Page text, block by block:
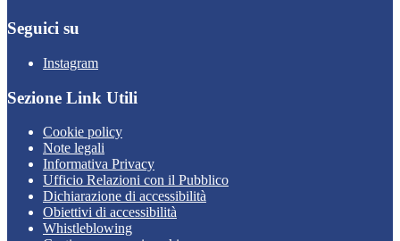
Seguici su
Instagram
Sezione Link Utili
Cookie policy
Note legali
Informativa Privacy
Ufficio Relazioni con il Pubblico
Dichiarazione di accessibilità
Obiettivi di accessibilità
Whistleblowing